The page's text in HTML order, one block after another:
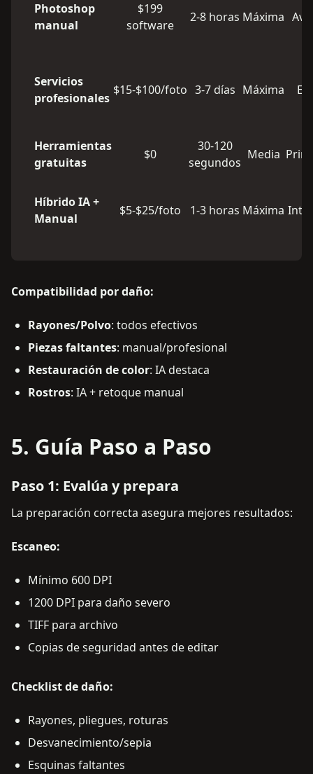
Photoshop
manual
$199
software
2-8 horas Máxima
Servicios
profesionales
$15-$100/foto 3-7 días Máxima
Herramientas
gratuitas
$0
30-120
segundos
Media
Híbrido IA +
Manual
$5-$25/foto 1-3 horas Máxima
Compatibilidad por daño:
Rayones/Polvo: todos efectivos
Piezas faltantes: manual/profesional
Restauración de color: IA destaca
Rostros: IA + retoque manual
5. Guía Paso a Paso
Paso 1: Evalúa y prepara
La preparación correcta asegura mejores resultados:
Escaneo:
Mínimo 600 DPI
1200 DPI para daño severo
TIFF para archivo
Copias de seguridad antes de editar
Checklist de daño:
Rayones, pliegues, roturas
Desvanecimiento/sepia
Esquinas faltantes